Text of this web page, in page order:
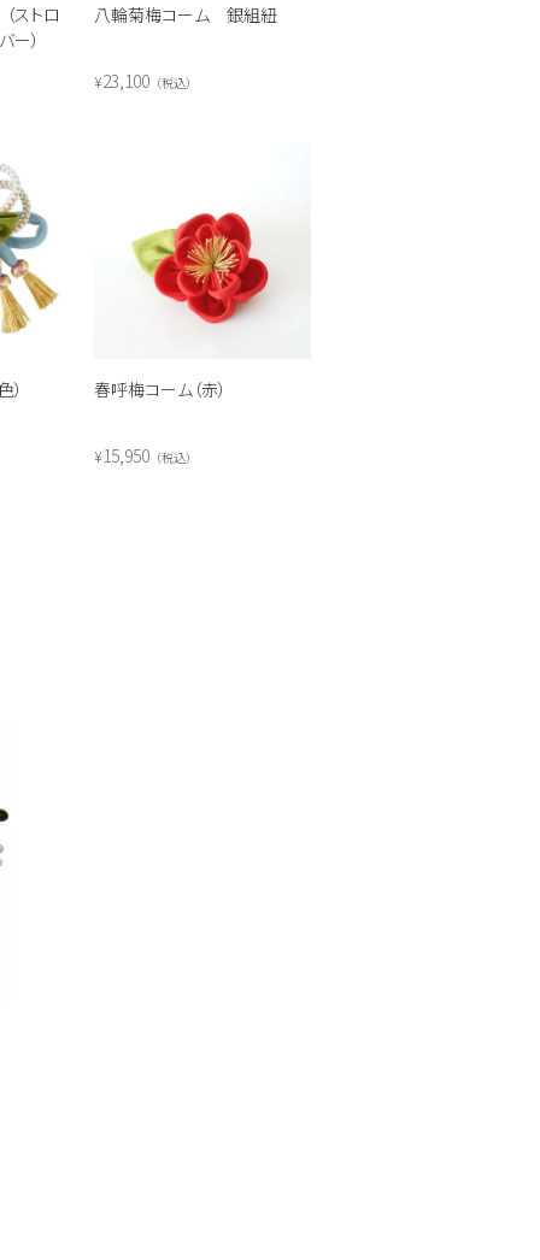
ストロ
）
八輪菊梅コーム 銀組紐
¥23,100 税込
春呼梅コーム（赤）
¥15,950 税込